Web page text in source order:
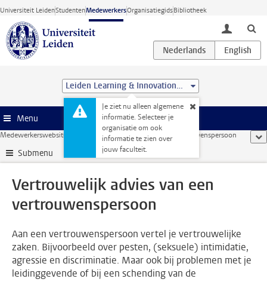
Ga direct naar de inhoud
Universiteit LeidenStudentenMedewerkersOrganisatiegidsBibliotheek
toggle
Leiden Learning & Innovation Centre
Je ziet nu alleen algemene
informatie. Selecteer je
organisatie om ook
informatie te zien over
jouw faculteit.
Menu
Medewerkerswebsite Vertrouwelijk advies van een vertrouwenspersoon
Submenu
Vertrouwelijk advies van een
vertrouwenspersoon
Aan een vertrouwenspersoon vertel je vertrouwelijke
zaken. Bijvoorbeeld over pesten, (seksuele) intimidatie,
agressie en discriminatie. Maar ook bij problemen met je
leidinggevende of bij een schending van de